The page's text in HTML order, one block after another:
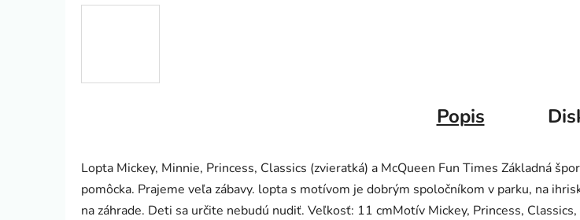
Popis
Lopta Mickey, Minnie, Princess, Classics (zvieratká) a McQueen Fun Times Základná
pomôcka. Prajeme veľa zábavy. lopta s motívom je dobrým spoločníkom v parku, na
na záhrade. Deti sa určite nebudú nudiť. Veľkosť: 11 cmMotív Mickey, Princess,